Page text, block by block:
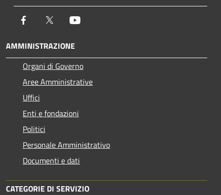
Facebook Twitter
AMMINISTRAZIONE
Organi di Governo
Aree Amministrative
Uffici
Enti e fondazioni
Politici
Personale Amministrativo
Documenti e dati
CATEGORIE DI SERVIZIO